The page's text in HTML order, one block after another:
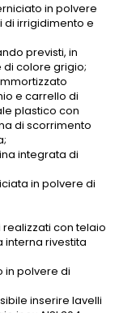
in polvere
di irrigidimento e
previsti, in
colore grigio;
e carrello di
plastico con
di scorrimento
integrata di
in polvere di
con telaio
interna rivestita
in polvere di
inserire lavelli